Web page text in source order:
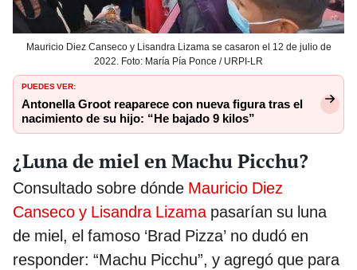
Mauricio Diez Canseco y Lisandra Lizama se casaron el 12 de julio de
2022. Foto: María Pía Ponce / URPI-LR
PUEDES VER:
Antonella Groot reaparece con nueva figura tras el
nacimiento de su hijo: “He bajado 9 kilos”
¿Luna de miel en Machu Picchu?
Consultado sobre dónde Mauricio Diez
Canseco y Lisandra Lizama pasarían su luna
de miel, el famoso ‘Brad Pizza’ no dudó en
responder: “Machu Picchu”, y agregó que para